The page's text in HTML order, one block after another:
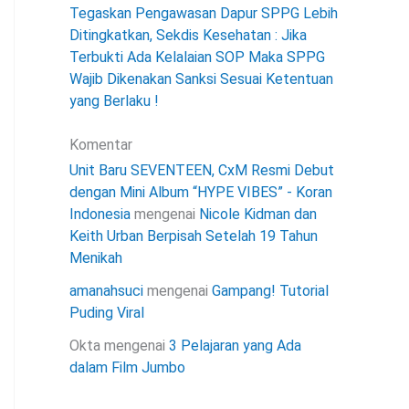
Tegaskan Pengawasan Dapur SPPG Lebih
Ditingkatkan, Sekdis Kesehatan : Jika
Terbukti Ada Kelalaian SOP Maka SPPG
Wajib Dikenakan Sanksi Sesuai Ketentuan
yang Berlaku !
Komentar
Unit Baru SEVENTEEN, CxM Resmi Debut
dengan Mini Album “HYPE VIBES” - Koran
Indonesia mengenai Nicole Kidman dan
Keith Urban Berpisah Setelah 19 Tahun
Menikah
amanahsuci mengenai Gampang! Tutorial
Puding Viral
Okta mengenai 3 Pelajaran yang Ada
dalam Film Jumbo